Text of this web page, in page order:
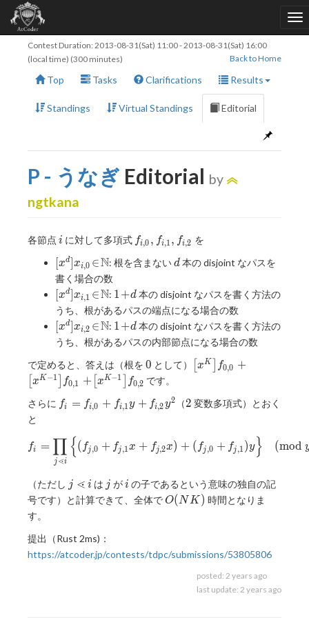
Contest Duration: 2013-08-31(Sat) 11:00-2013-08-31(Sat) 16:00
(local time) (300 minutes)
Back to Home
Top Tasks Clarifications Results
Standings Virtual Standings Editorial
P - うなぎ Editorial by
ngtkana
各節点 i
i に対して多項式 f
{
0
},
f
{
i,
1
},
f
i,
fi,0 , fi,1 , fi,2 を
[x^d]x_{i,0}
\! \in \!
\mathbb{N}
xd xi,0 ∈N: 根を含まないd
d本の disjoint なパスを
書く場合の数
[x^d]x_{i,1}
\! \in \!
\mathbb{N}
xd xi,1 ∈N: 1
\!
+
d
1+d本の disjoint なパスを書く方法の
うち、根があるパスの端点になる場合の数
[x^d]x_{i,2}
\! \in \!
xd xi,2 ∈N: 1
\!
\!
d
1+d本の disjoint なパスを書く方法の
うち、根があるパスの内部節点になる場合の数
で定めると、答えは（根を 0
0 として）
\left[x ^
0, 0 }
{ K - 1
0, 1 } +
\!
\!f _ { 0,
xK f0,0 +
xK−1 f0,1 + xK−1 f0,2 です。
さらに f
=
f
{
i,
+
f
fi = fi,0 + fi,1 y + fi,2y2 （2
2 変数多項式）とおく
と
f _ i = \prod _ { j \lessdot i }
fi =
j⋖i
∏{ (fj,0 + fj,1x + fj,2x) + (fj,0 + fj,1 )y} (mod
（ただし j
\lessdot
j ⋖ i は j
j がi
i の子であるという意味の独自の記
号です）と計算できて、全体でO(NK)
O(N K ) 時間となりま
す。
提出（Rust 2ms)：
https://atcoder.jp/contests/tdpc/submissions/53805806
posted: 2 years ago
last update: 2 years ago